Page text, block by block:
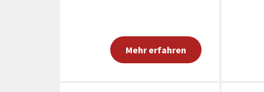
Mehr erfahren